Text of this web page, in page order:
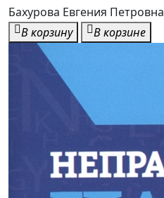
Бахурова Евгения Петровна
В корзину
В корзине